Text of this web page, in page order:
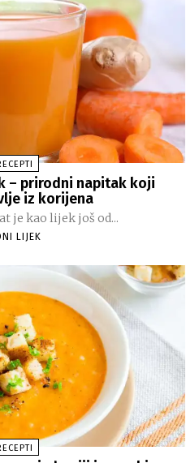
– prirodni napitak koji
iz korijena
je kao lijek još od...
LIJEK